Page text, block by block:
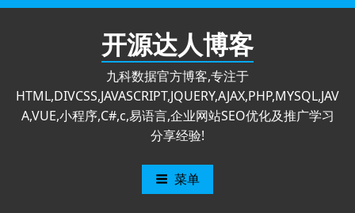
跳
开源达人博客
九科数据官方博客,专注于
HTML,DIVCSS,JAVASCRIPT,JQUERY,AJAX,PHP,MYSQL,JAV
A,VUE,小程序,C#,c,易语言,企业网站SEO优化及推广学习
分享经验!
菜单